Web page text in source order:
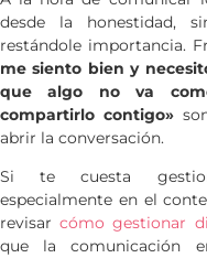
desde la honestidad,
restándole importancia.
me siento bien y
que algo no va
compartirlo contigo»
abrir la conversación.
Si te cuesta
especialmente en el
revisarcómo gestionar
que la comunicación